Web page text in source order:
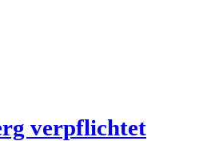
ver­pflich­tet